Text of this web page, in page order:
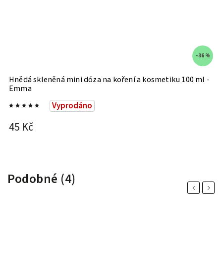
–36 %
Hnědá skleněná mini dóza na koření a kosmetiku 100 ml -
Emma
Vyprodáno
45 Kč
Podobné (4) PreviousNext